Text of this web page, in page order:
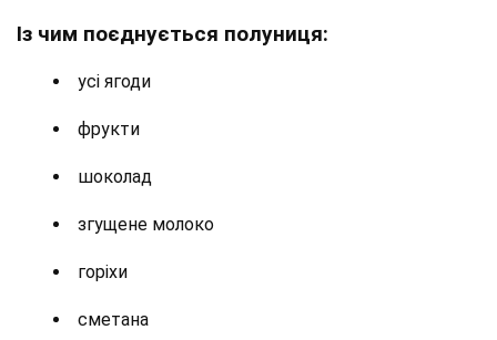
Із чим поєднується полуниця:
усі ягоди
фрукти
шоколад
згущене молоко
горіхи
сметана